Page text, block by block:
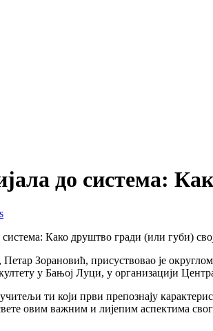
до система:
Како друштво гради (или губи)
Зорановић, присуствовао је
у Бањој Луци, у организацији
ти који први препознају
овим важним и лијепим аспектима